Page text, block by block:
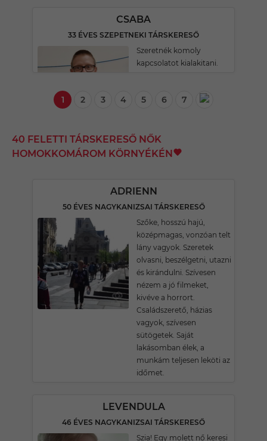
CSABA
33 ÉVES SZEPETNEKI TÁRSKERESŐ
Szeretnék komoly
kapcsolatot kialakitani.
1 2 3 4 5 6 7
40 FELETTI TÁRSKERESŐ NŐK
HOMOKKOMÁROM KÖRNYÉKÉN
ADRIENN
50 ÉVES NAGYKANIZSAI TÁRSKERESŐ
Szőke, hosszú hajú,
középmagas, vonzóan telt
lány vagyok. Szeretek
olvasni, beszélgetni, utazni
és kirándulni. Szívesen
nézem a jó filmeket,
kivéve a horrort.
Családszerető, házias
vagyok, szívesen
sütögetek. Saját
lakásomban élek, a
munkám teljesen leköti az
időmet.
LEVENDULA
46 ÉVES NAGYKANIZSAI TÁRSKERESŐ
Szia! Egy molett nő keresi